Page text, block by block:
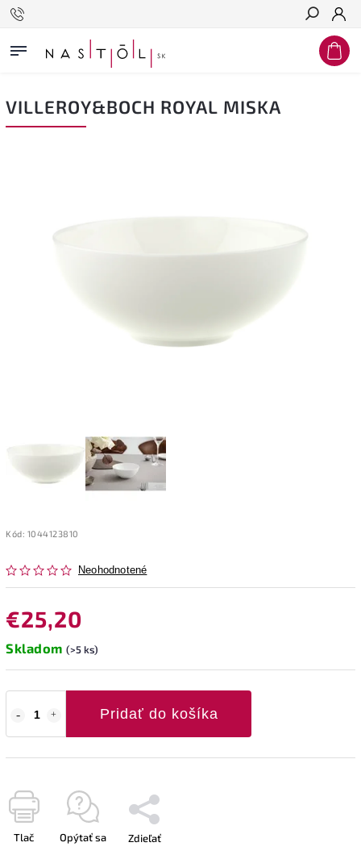
Hľadať
VILLEROY&BOCH ROYAL MISKA
Kód: 1044123810
Neohodnotené
€25,20
Skladom (>5 ks)
Pridať do košíka
Tlač Opýtať sa Zdieľať